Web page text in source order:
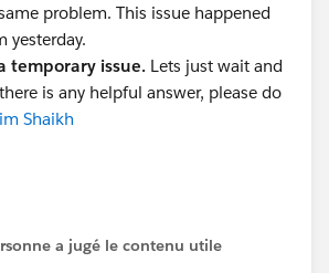
problem. This issue happened
yesterday.
temporary issue. Lets just wait and
is any helpful answer, please do
Shaikh
a jugé le contenu utile